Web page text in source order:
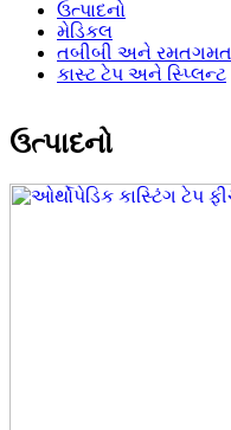
ઉત્પાદનો
મેડિકલ
તબીબી અને રમતગમત
કાસ્ટ ટેપ અને સ્પ્લિન્ટ
ઉત્પાદનો